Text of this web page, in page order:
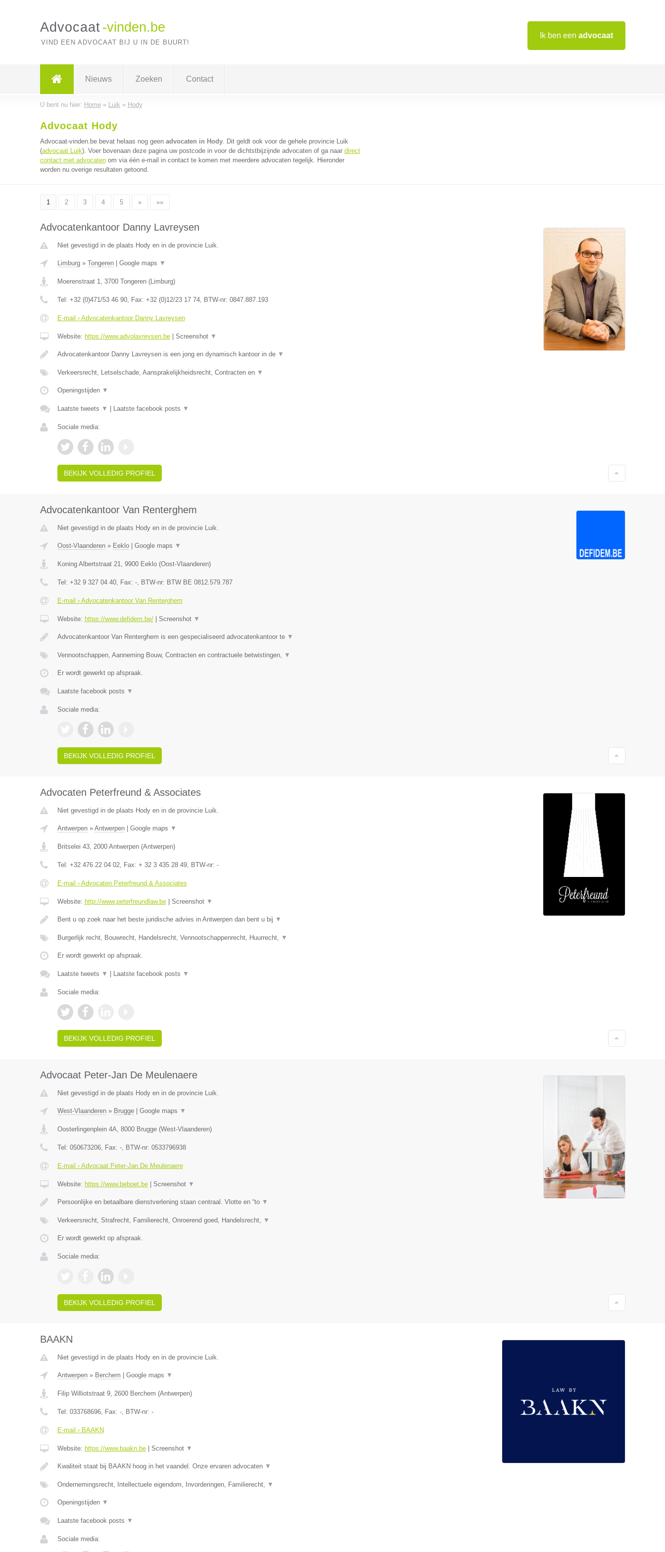
Ik ben een advocaat
Advocaat -vinden.be
VIND EEN ADVOCAAT BIJ U IN DE BUURT!
Nieuws Zoeken Contact
U bent nu hier: Home» Luik » Hody
Advocaat Hody
Advocaat-vinden.be bevat helaas nog geen advocaten in Hody. Dit geldt ook voor de gehele provincie Luik
(advocaat Luik). Voer bovenaan deze pagina uw postcode in voor de dichtstbijzijnde advocaten of ga naar direct
contact met advocatenom via één e-mail in contact te komen met meerdere advocaten tegelijk. Hieronder
worden nu overige resultaten getoond.
1 2 3 4 5 » »»
Advocatenkantoor Danny Lavreysen
Niet gevestigd in de plaats Hody en in de provincie Luik.
Limburg» Tongeren| Google maps ▼
Moerenstraat 1, 3700 Tongeren(Limburg)
Tel: +32 (0)471/53 46 90, Fax: +32 (0)12/23 17 74, BTW-nr: 0847.887.193
E-mail › Advocatenkantoor Danny Lavreysen
Website: https://www.advolavreysen.be| Screenshot ▼
Advocatenkantoor Danny Lavreysen is een jong en dynamisch kantoor in de ▼
Verkeersrecht, Letselschade, Aansprakelijkheidsrecht, Contracten en ▼
Openingstijden ▼
Laatste tweets ▼ Laatste facebook posts ▼
Sociale media:
BEKIJK VOLLEDIG PROFIEL
Advocatenkantoor Van Renterghem
Niet gevestigd in de plaats Hody en in de provincie Luik.
Oost-Vlaanderen» Eeklo| Google maps ▼
Koning Albertstraat 21, 9900 Eeklo(Oost-Vlaanderen)
Tel: +32 9 327 04 40, Fax: -, BTW-nr: BTW BE 0812.579.787
E-mail › Advocatenkantoor Van Renterghem
Website: https://www.defidem.be/| Screenshot ▼
Advocatenkantoor Van Renterghem is een gespecialiseerd advocatenkantoor te ▼
Vennootschappen, Aanneming Bouw, Contracten en contractuele betwistingen, ▼
Er wordt gewerkt op afspraak.
Laatste facebook posts ▼
Sociale media:
BEKIJK VOLLEDIG PROFIEL
Advocaten Peterfreund & Associates
Niet gevestigd in de plaats Hody en in de provincie Luik.
Antwerpen» Antwerpen| Google maps ▼
Britselei 43, 2000 Antwerpen(Antwerpen)
Tel: +32 476 22 04 02, Fax: + 32 3 435 28 49, BTW-nr: -
E-mail › Advocaten Peterfreund & Associates
Website: http://www.peterfreundlaw.be| Screenshot ▼
Bent u op zoek naar het beste juridische advies in Antwerpen dan bent u bij ▼
Burgerlijk recht, Bouwrecht, Handelsrecht, Vennootschappenrecht, Huurrecht, ▼
Er wordt gewerkt op afspraak.
Laatste tweets ▼ Laatste facebook posts ▼
Sociale media:
BEKIJK VOLLEDIG PROFIEL
Advocaat Peter-Jan De Meulenaere
Niet gevestigd in de plaats Hody en in de provincie Luik.
West-Vlaanderen» Brugge| Google maps ▼
Oosterlingenplein 4A, 8000 Brugge(West-Vlaanderen)
Tel: 050673206, Fax: -, BTW-nr: 0533796938
E-mail › Advocaat Peter-Jan De Meulenaere
Website: https://www.beboet.be| Screenshot ▼
Persoonlijke en betaalbare dienstverlening staan centraal. Vlotte en “to ▼
Verkeersrecht, Strafrecht, Familierecht, Onroerend goed, Handelsrecht, ▼
Er wordt gewerkt op afspraak.
Sociale media:
BEKIJK VOLLEDIG PROFIEL
BAAKN
Niet gevestigd in de plaats Hody en in de provincie Luik.
Antwerpen» Berchem Google maps ▼
Filip Williotstraat 9, 2600 Berchem (Antwerpen)
Tel: 033768696, Fax: -, BTW-nr: -
E-mail › BAAKN
Website: https://www.baakn.be| Screenshot ▼
Kwaliteit staat bij BAAKN hoog in het vaandel. Onze ervaren advocaten ▼
Ondernemingsrecht, Intellectuele eigendom, Invorderingen, Familierecht, ▼
Openingstijden ▼
Laatste facebook posts ▼
Sociale media: